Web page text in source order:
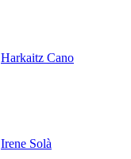
Harkaitz Cano
Irene Solà